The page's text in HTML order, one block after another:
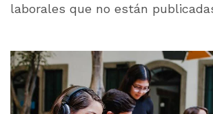
laborales que no están